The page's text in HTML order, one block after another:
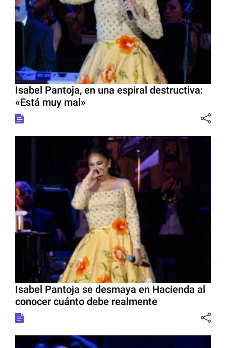
Isabel Pantoja, en una espiral destructiva:
«Está muy mal»
Isabel Pantoja se desmaya en Hacienda al
conocer cuánto debe realmente